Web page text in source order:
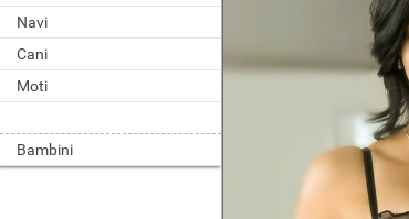
Navi
Cani
Moti
Bambini